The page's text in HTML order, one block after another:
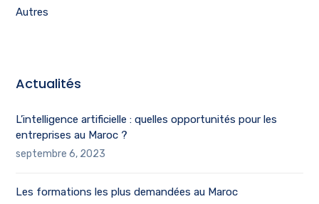
Autres
Actualités
L’intelligence artificielle : quelles opportunités pour les
entreprises au Maroc ?
septembre 6, 2023
Les formations les plus demandées au Maroc